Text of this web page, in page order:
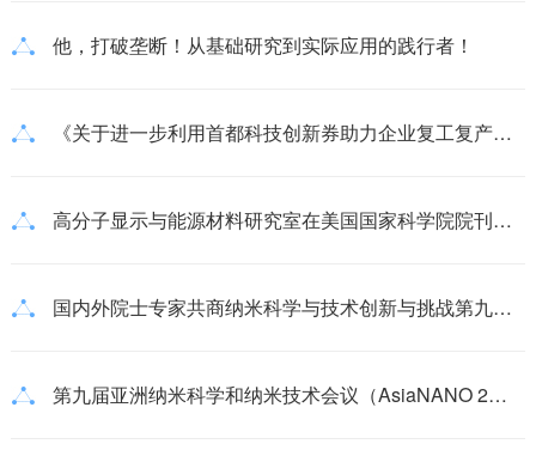
他，打破垄断！从基础研究到实际应用的践行者！
《关于进一步利用首都科技创新券助力企业复工复产的通知》
高分子显示与能源材料研究室在美国国家科学院院刊PNAS上发表文章
国内外院士专家共商纳米科学与技术创新与挑战第九届亚洲纳米科学和纳米技术会议在青岛举行
第九届亚洲纳米科学和纳米技术会议（AsiaNANO 2018）隆重召开